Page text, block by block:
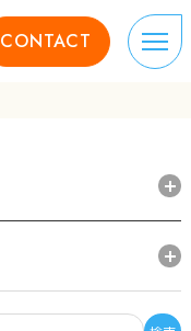
CONTACT